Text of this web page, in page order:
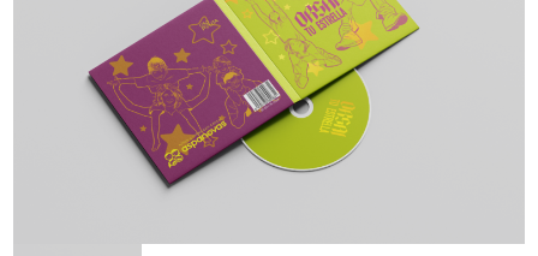
Youtube Spotify
Política de Cookies